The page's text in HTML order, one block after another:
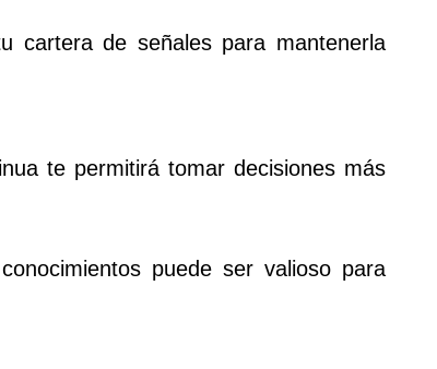
cartera de señales para mantenerla
te permitirá tomar decisiones más
puede ser valioso para